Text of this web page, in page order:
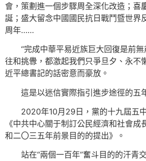
會，策劃進一個步驟周全深化改造；喜
誕；盛大留念中國國民抗日戰鬥暨世界
周年……
“完成中華平易近族巨大回復是前無
往和挑釁，都激起我們只爭旦夕、永不
近平總書記的話密意而豪放。
這是以迷信實際指引進步途徑的五
2020年10月29日，黨的十九屆五中
《中共中心關于制訂公民經濟和社會成
和二〇三五年前景目的的提出》。
站在“兩個一百年”奮斗目的的汗青